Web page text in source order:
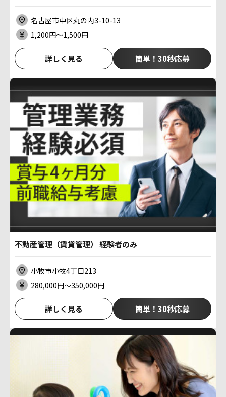
名古屋市中区丸の内3-10-13
1,200円〜1,500円
詳しく見る 簡単！30秒応募
不動産管理（賃貸管理） 経験者のみ
小牧市小牧4丁目213
280,000円〜350,000円
詳しく見る 簡単！30秒応募